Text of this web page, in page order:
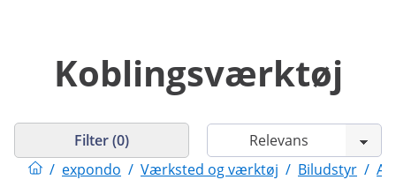
Koblingsværktøj
/ expondo / Værksted og værktøj / Biludstyr /
Filter (0)